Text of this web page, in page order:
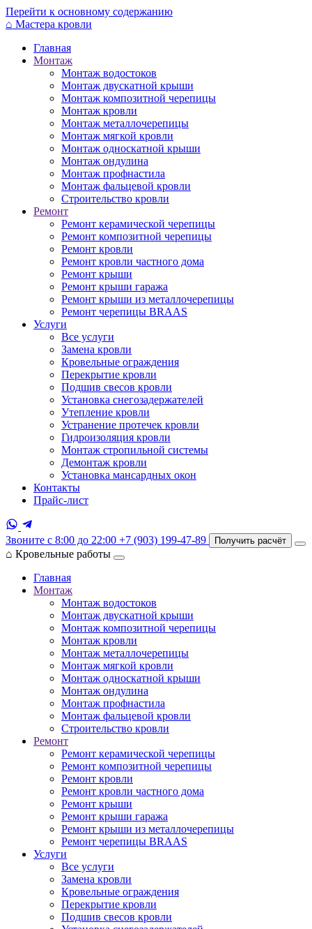
Перейти к основному содержанию
⌂ Мастера кровли
Главная
Монтаж
Монтаж водостоков
Монтаж двускатной крыши
Монтаж композитной черепицы
Монтаж кровли
Монтаж металлочерепицы
Монтаж мягкой кровли
Монтаж односкатной крыши
Монтаж ондулина
Монтаж профнастила
Монтаж фальцевой кровли
Строительство кровли
Ремонт
Ремонт керамической черепицы
Ремонт композитной черепицы
Ремонт кровли
Ремонт кровли частного дома
Ремонт крыши
Ремонт крыши гаража
Ремонт крыши из металлочерепицы
Ремонт черепицы BRAAS
Услуги
Все услуги
Замена кровли
Кровельные ограждения
Перекрытие кровли
Подшив свесов кровли
Установка снегозадержателей
Утепление кровли
Устранение протечек кровли
Гидроизоляция кровли
Монтаж стропильной системы
Демонтаж кровли
Установка мансардных окон
Контакты
Прайс-лист
Звоните с 8:00 до 22:00 +7 (903) 199-47-89 Получить расчёт
⌂ Кровельные работы
Главная
Монтаж
Монтаж водостоков
Монтаж двускатной крыши
Монтаж композитной черепицы
Монтаж кровли
Монтаж металлочерепицы
Монтаж мягкой кровли
Монтаж односкатной крыши
Монтаж ондулина
Монтаж профнастила
Монтаж фальцевой кровли
Строительство кровли
Ремонт
Ремонт керамической черепицы
Ремонт композитной черепицы
Ремонт кровли
Ремонт кровли частного дома
Ремонт крыши
Ремонт крыши гаража
Ремонт крыши из металлочерепицы
Ремонт черепицы BRAAS
Услуги
Все услуги
Замена кровли
Кровельные ограждения
Перекрытие кровли
Подшив свесов кровли